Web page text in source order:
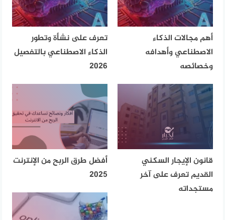
أهم مجالات الذكاء
الاصطناعي وأهدافه
وخصائصه
تعرف على نشأة وتطور
الذكاء الاصطناعي بالتفصيل
2026
قانون الإيجار السكني
القديم تعرف على آخر
مستجداته
أفضل طرق الربح من الإنترنت
2025